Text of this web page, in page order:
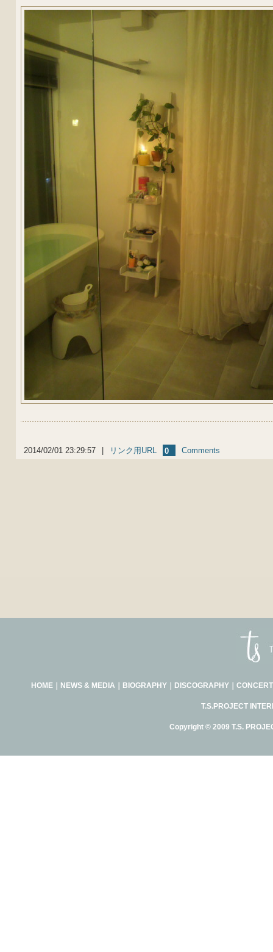
2014/02/01 23:29:57 リンク用URL 0 Comments
HOME｜ NEWS & MEDIA BIOGRAPHY｜ DISCOGRAPHY｜
T.S.PROJECT
Copyright © 2009 T.S.